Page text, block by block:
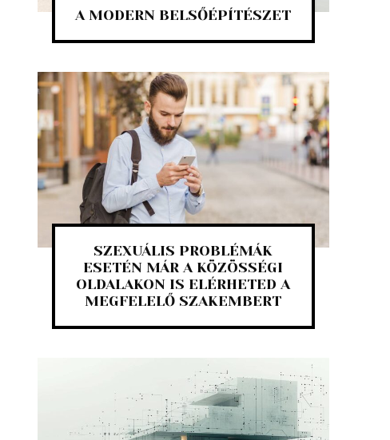
A MODERN BELSŐÉPÍTÉSZET
SZEXUÁLIS PROBLÉMÁK
ESETÉN MÁR A KÖZÖSSÉGI
OLDALAKON IS ELÉRHETED A
MEGFELELŐ SZAKEMBERT